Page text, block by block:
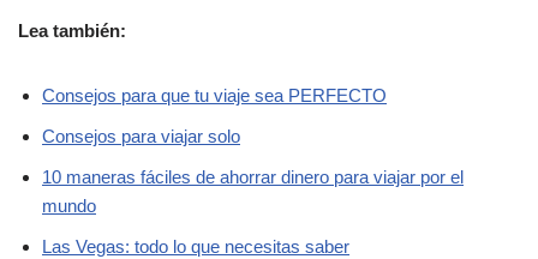
Lea también:
Consejos para que tu viaje sea PERFECTO
Consejos para viajar solo
10 maneras fáciles de ahorrar dinero para viajar por el
mundo
Las Vegas: todo lo que necesitas saber